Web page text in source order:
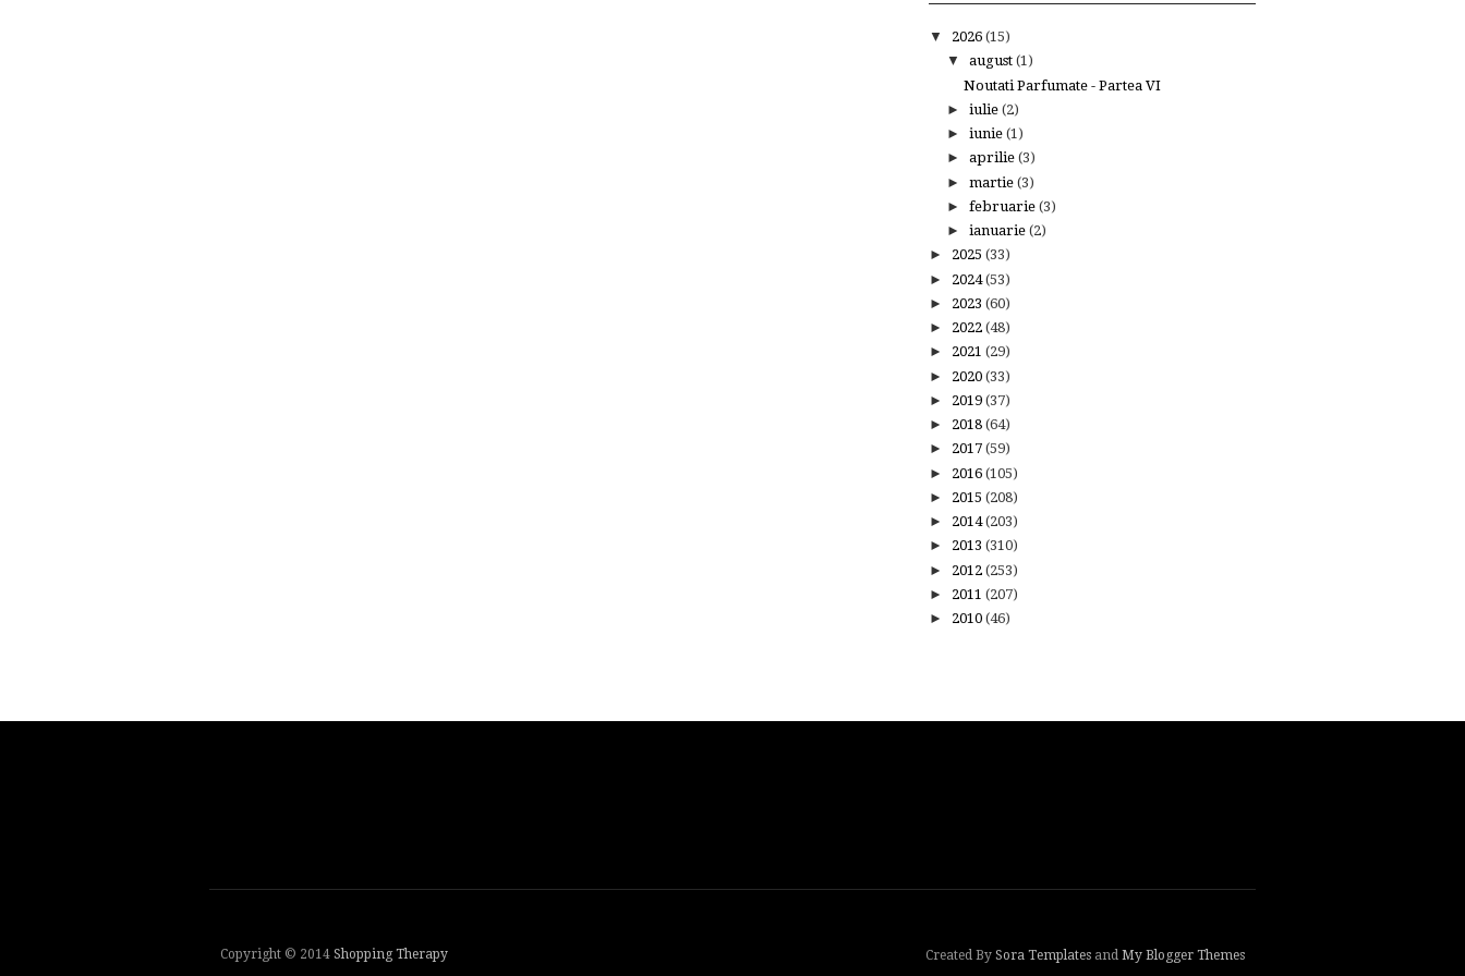
▼ 2026 (15)
▼ august (1)
Noutati Parfumate - Partea VI
► iulie (2)
► iunie (1)
► aprilie (3)
► martie (3)
► februarie (3)
► ianuarie (2)
► 2025 (33)
► 2024(53)
► 2023 (60)
► 2022 (48)
► 2021 (29)
► 2020 (33)
► 2019 (37)
► 2018 (64)
► 2017 (59)
► 2016 (105)
► 2015 (208)
► 2014(203)
► 2013 (310)
► 2012 (253)
► 2011 (207)
► 2010 (46)
Copyright © 2014 Shopping Therapy Created By Sora Templates and My Blogger Themes